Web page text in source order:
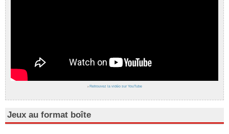
› Retrouvez la vidéo sur YouTube
Jeux au format boîte